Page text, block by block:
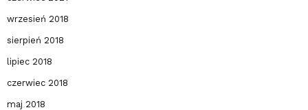
wrzesień 2018
sierpień 2018
lipiec 2018
czerwiec 2018
maj 2018